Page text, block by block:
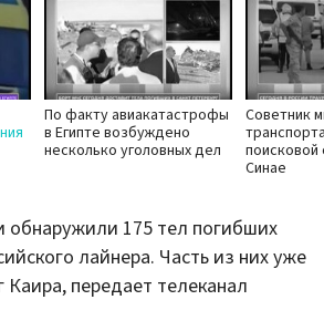
По факту авиакатастрофы
в Египте возбуждено
несколько уголовных дел
Советник
поисковой
Синае
обнаружили 175 тел погибших
лайнера. Часть из них уже
Каира, передает телеканал